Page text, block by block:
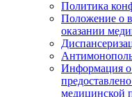
Политика
Положение о
оказании
Информация о
медицинской